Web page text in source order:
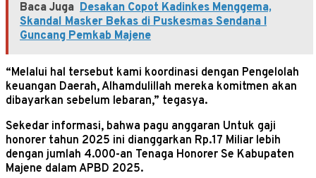
Baca Juga Desakan Copot Kadinkes Menggema,
Skandal Masker Bekas di Puskesmas Sendana I
Guncang Pemkab Majene
“Melalui hal tersebut kami koordinasi dengan Pengelolah
keuangan Daerah, Alhamdulillah mereka komitmen akan
dibayarkan sebelum lebaran,” tegasya.
Sekedar informasi, bahwa pagu anggaran Untuk gaji
honorer tahun 2025 ini dianggarkan Rp.17 Miliar lebih
dengan jumlah 4.000-an Tenaga Honorer Se Kabupaten
Majene dalam APBD 2025.